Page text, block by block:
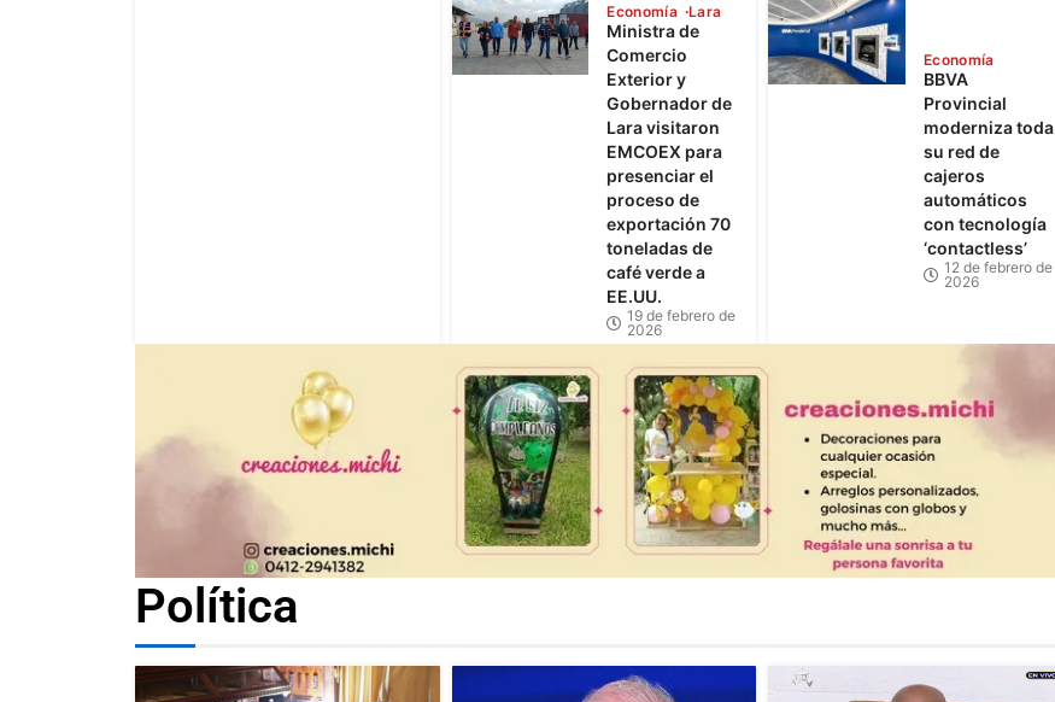
Economía Lara
Ministra de
Comercio
Exterior y
Gobernador de
Lara visitaron
EMCOEX para
presenciar el
proceso de
exportación 70
toneladas de
café verde a
EE.UU.
19 de febrero de
2026
Economía
BBVA
Provincial
moderniza toda
su red de
cajeros
automáticos
con tecnología
‘contactless’
12 de febrero de
2026
Política